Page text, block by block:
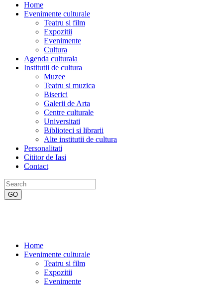
Home
Evenimente culturale
Teatru si film
Expozitii
Evenimente
Cultura
Agenda culturala
Institutii de cultura
Muzee
Teatru si muzica
Biserici
Galerii de Arta
Centre culturale
Universitati
Biblioteci si librarii
Alte institutii de cultura
Personalitati
Cititor de Iasi
Contact
Home
Evenimente culturale
Teatru si film
Expozitii
Evenimente